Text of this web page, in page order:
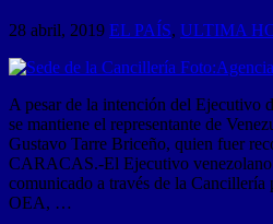
28 abril, 2019 EL PAÍS, ULTIMA
A pesar de la intención del Ejecutivo
se mantiene el representante de
Gustavo Tarre Briceño, quien fuer
CARACAS.-El Ejecutivo venezolano
comunicado a través de la Cancillería
OEA, …